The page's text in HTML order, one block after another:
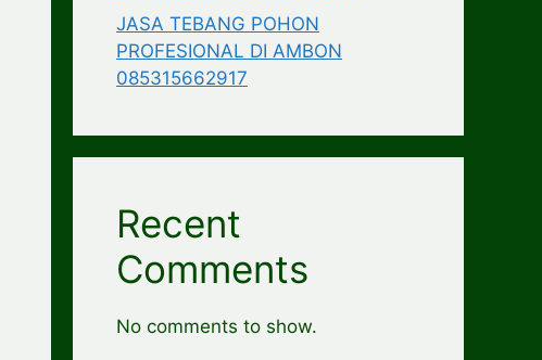
JASA TEBANG POHON
PROFESIONAL DI AMBON
085315662917
Recent
Comments
No comments to show.